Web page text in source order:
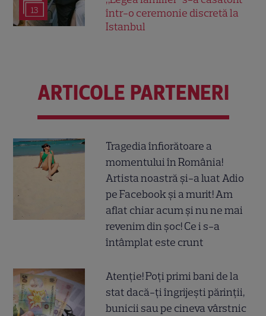
13
într-o ceremonie discretă la
Istanbul
ARTICOLE PARTENERI
Tragedia înfiorătoare a
momentului în România!
Artista noastră și-a luat Adio
pe Facebook și a murit! Am
aflat chiar acum și nu ne mai
revenim din șoc! Ce i s-a
întâmplat este crunt
Atenție! Poți primi bani de la
stat dacă-ți îngrijești părinții,
bunicii sau pe cineva vârstnic